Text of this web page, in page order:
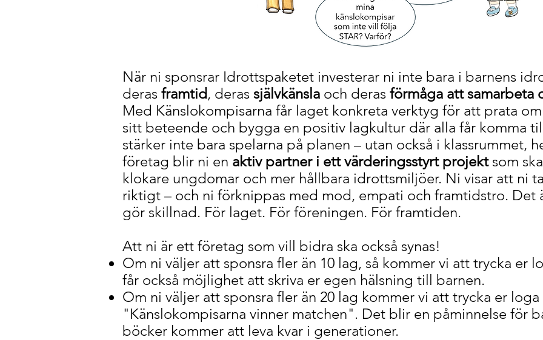
När ni sponsrar Idrottspaketet investerar ni inte bara i barnens
deras framtid, deras självkänsla och deras förmåga att samarbeta
Med Känslokompisarna får laget konkreta verktyg för att prata
sitt beteende och bygga en positiv lagkultur där alla får komma
stärker inte bara spelarna på planen – utan också i klassrummet,
företag blir ni en aktiv partner i ett värderingsstyrt projektsom
klokare ungdomar och mer hållbara idrottsmiljöer. Ni visar att ni
riktigt – och ni förknippas med mod, empati och framtidstro. Det
gör skillnad. För laget. För föreningen. För framtiden.
Att ni är ett företag som vill bidra ska också synas!
Om ni väljer att sponsra fler än 10 lag, så kommer vi att trycka er
får också möjlighet att skriva er egen hälsning till barnen.
Om ni väljer att sponsra fler än 20 lag kommer vi att trycka er
"Känslokompisarna vinner matchen". Det blir en påminnelse för
böcker kommer att leva kvar i generationer.